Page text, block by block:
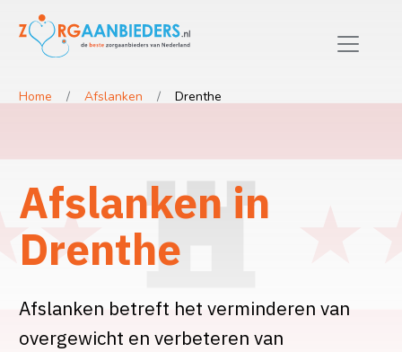
Home Afslanken Drenthe
Afslanken in
Drenthe
Afslanken betreft het verminderen van
overgewicht en verbeteren van